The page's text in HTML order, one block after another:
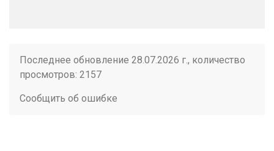
Последнее обновление 28.07.2026 г., количество
просмотров: 2157
Сообщить об ошибке